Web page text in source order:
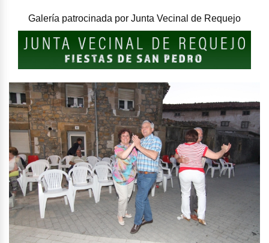
Galería patrocinada por Junta Vecinal de Requejo